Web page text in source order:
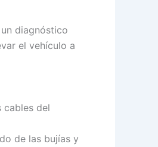
diagnóstico
el vehículo a
cables del
de las bujías y